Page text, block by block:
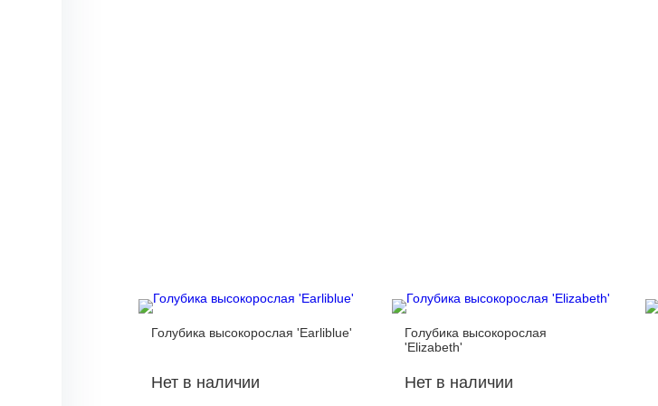
Голубика высокорослая 'Earliblue'
Нет в наличии
Голубика высокорослая
'Elizabeth'
Нет в наличии